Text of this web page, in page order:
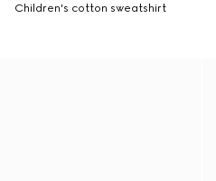
Children's cotton sweatshirt